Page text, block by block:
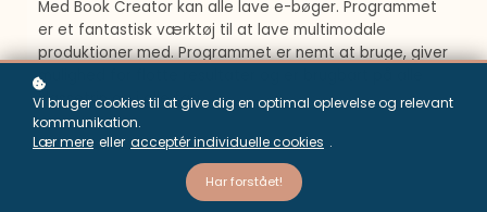
Med Book Creator kan alle lave e-bøger. Programmet
er et fantastisk værktøj til at lave multimodale
produktioner med. Programmet er nemt at bruge, giver
mulighed for flotte resultater og er brugbart på alle
klassetrin og i alle fag.
Vi bruger cookies til at give dig en optimal oplevelse og relevant
kommunikation.
Lær mere eller acceptér individuelle cookies .
Har forstået!